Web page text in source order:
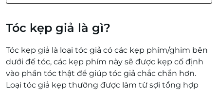
Tóc kẹp giả là gì?
Tóc kẹp giả là loại tóc giả có các kẹp phím/ghim bên
dưới đế tóc, các kẹp phím này sẽ được kẹp cố định
vào phần tóc thật để giúp tóc giả chắc chắn hơn.
Loại tóc giả kẹp thường được làm từ sợi tổng hợp